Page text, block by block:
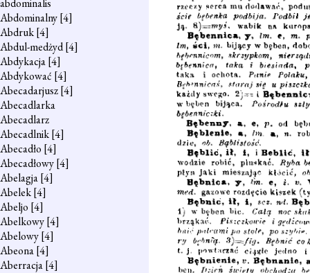
abdominalis
Abdominalny[4]
Abdruk[4]
Abdul-medżyd[4]
Abdykacja[4]
Abdykować [4]
Abecadarjusz[4]
Abecadlarka
Abecadlarz
Abecadlnik[4]
Abecadło [4]
Abecadłowy[4]
Abelagja[4]
Abelek[4]
Abeljo [4]
Abelkowy[4]
Abelowy[4]
Abeona[4]
Aberracja[4]